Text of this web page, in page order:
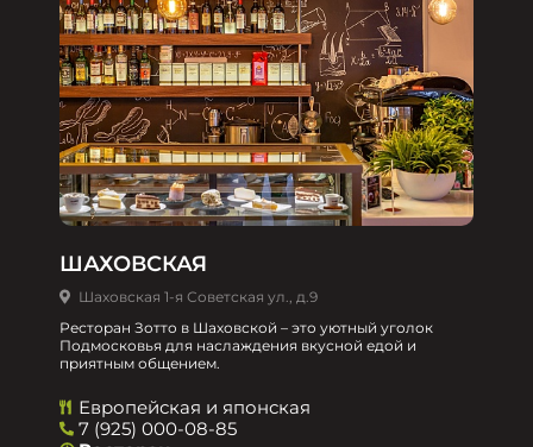
ШАХОВСКАЯ
Шаховская 1-я Советская ул., д.9
Ресторан Зотто в Шаховской – это уютный уголок
Подмосковья для наслаждения вкусной едой и
приятным общением.​
Европейская и японская
7 (925) 000-08-85